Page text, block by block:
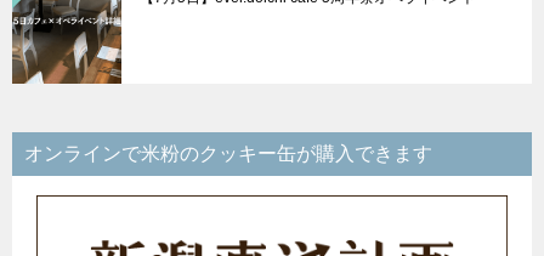
オンラインで米粉のクッキー缶が購入できます